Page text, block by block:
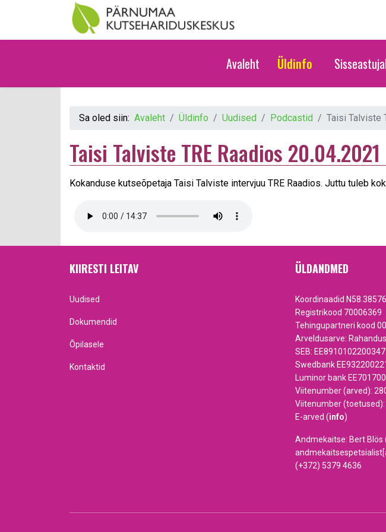
Avaleht Üldinfo
Sa oled siin: Avaleht Üldinfo Uudised Podcastid Taisi Talviste
Taisi Talviste TRE Raadios 20.04.2021
Kokanduse kutseõpetaja Taisi Talviste intervjuu TRE Raadios. Juttu tuleb
KIIRESTI LEITAV
Uudised
Dokumendid
Õpilasele
Kontaktid
ÜLDANDMED
Koordinaadid
Registrikood 70006369
Tehingupartneri kood
Arveldusarve:
SEB:
Swedbank
Luminor bank
Viitenumber (arved):
Viitenumber
E-arved (info)
Andmekaitse: Bert Blös
(+372) 5379 4636